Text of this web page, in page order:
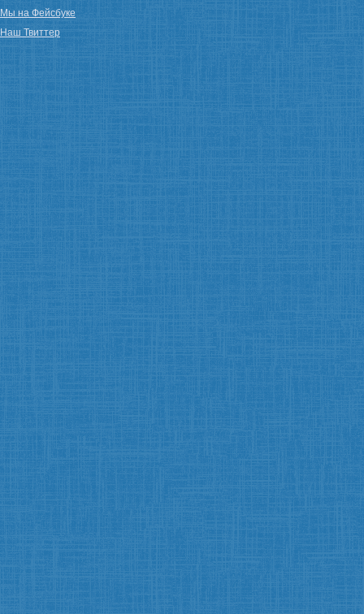
Мы на Фейсбуке
Наш Твиттер